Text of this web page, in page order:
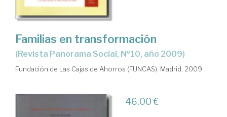
Familias en transformación
(Revista Panorama Social, Nº10, año 2009)
Fundación de Las Cajas de Ahorros (FUNCAS). Madrid, 2009
46,00 €